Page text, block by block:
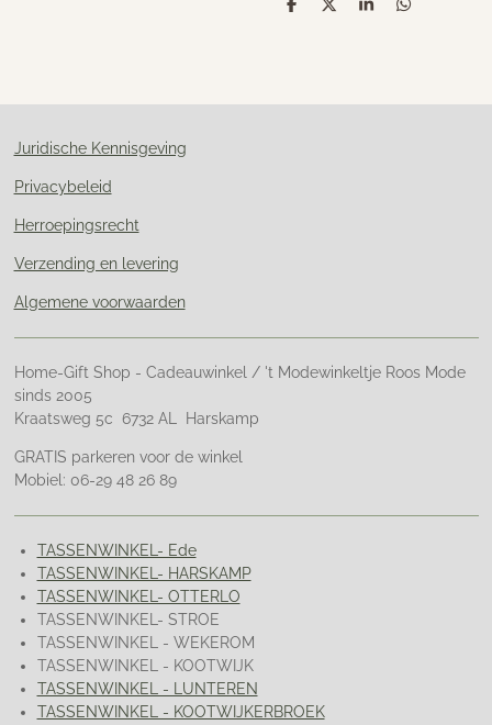
D
D
S
D
Juridische Kennisgeving
Privacybeleid
Herroepingsrecht
Verzending en levering
Algemene voorwaarden
Home-Gift Shop - Cadeauwinkel / 't Modewinkeltje Roos Mode
sinds 2005
Kraatsweg 5c 6732 AL Harskamp
GRATIS parkeren voor de winkel
Mobiel: 06-29 48 26 89
TASSENWINKEL- Ede
TASSENWINKEL- HARSKAMP
TASSENWINKEL- OTTERLO
TASSENWINKEL- STROE
TASSENWINKEL - WEKEROM
TASSENWINKEL - KOOTWIJK
TASSENWINKEL - LUNTEREN
TASSENWINKEL - KOOTWIJKERBROEK